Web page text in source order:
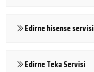
Edirne hisense servisi
Edirne Teka Servisi